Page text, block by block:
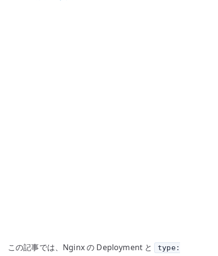
へ
この記事では、Nginx の Deployment と
type: